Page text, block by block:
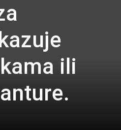
ili